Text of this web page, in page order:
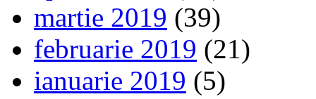
martie 2019 (39)
februarie 2019 (21)
ianuarie 2019 (5)